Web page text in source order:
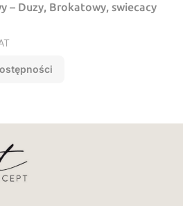
– Duzy, Brokatowy, swiecacy